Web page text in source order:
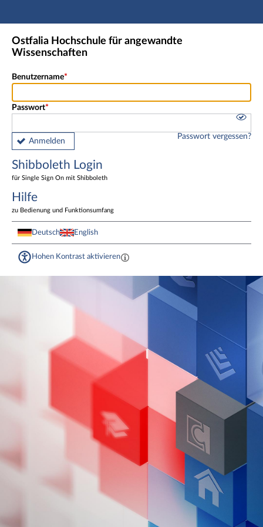
Hauptnavigation
Shibboleth Login
Ostfalia Hochschule für angewandte
Wissenschaften
Benutzername
Passwort
Anmelden
Passwort vergessen?
Shibboleth Login
für Single Sign On mit Shibboleth
Hilfe
zu Bedienung und Funktionsumfang
Deutsch English
Hohen Kontrast aktivieren